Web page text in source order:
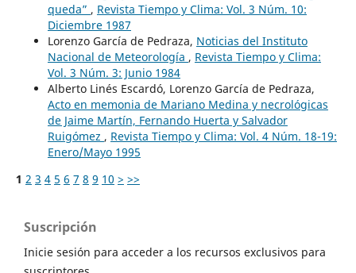
queda” , Revista Tiempo y Clima: Vol. 3 Núm. 10:
Diciembre 1987
Lorenzo García de Pedraza, Noticias del Instituto
Nacional de Meteorología , Revista Tiempo y Clima:
Vol. 3 Núm. 3: Junio 1984
Alberto Linés Escardó, Lorenzo García de Pedraza,
Acto en memonia de Mariano Medina y necrológicas
de Jaime Martín, Fernando Huerta y Salvador
Ruigómez , Revista Tiempo y Clima: Vol. 4 Núm. 18-19:
Enero/Mayo 1995
1 2 3 4 5 6 7 8 9 10 > >>
Suscripción
Inicie sesión para acceder a los recursos exclusivos para